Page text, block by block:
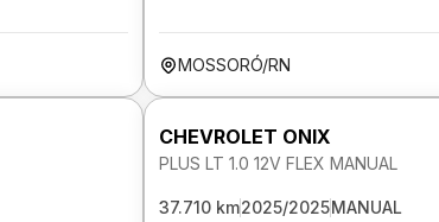
MOSSORÓ/RN
CHEVROLET ONIX
PLUS LT 1.0 12V FLEX MANUAL
37.710 km2025/2025MANUAL